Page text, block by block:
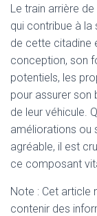
Le train arrière
qui contribue à
de cette citadine
conception, son
potentiels, les
pour assurer son
de leur véhicule.
améliorations ou
agréable, il est
ce composant
Note : Cet article
contenir des